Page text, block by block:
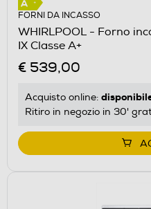
FORNI DA INCASSO
WHIRLPOOL - Forno
IX Classe A+
€ 539,00
Acquisto online:
Ritiro in negozio in 30'